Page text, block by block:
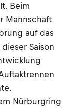
Beim
Mannschaft
auf das
Saison
Nürburgring